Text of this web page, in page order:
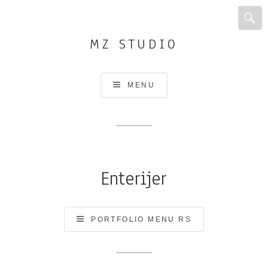
MZ STUDIO
MENU
Enterijer
PORTFOLIO MENU RS